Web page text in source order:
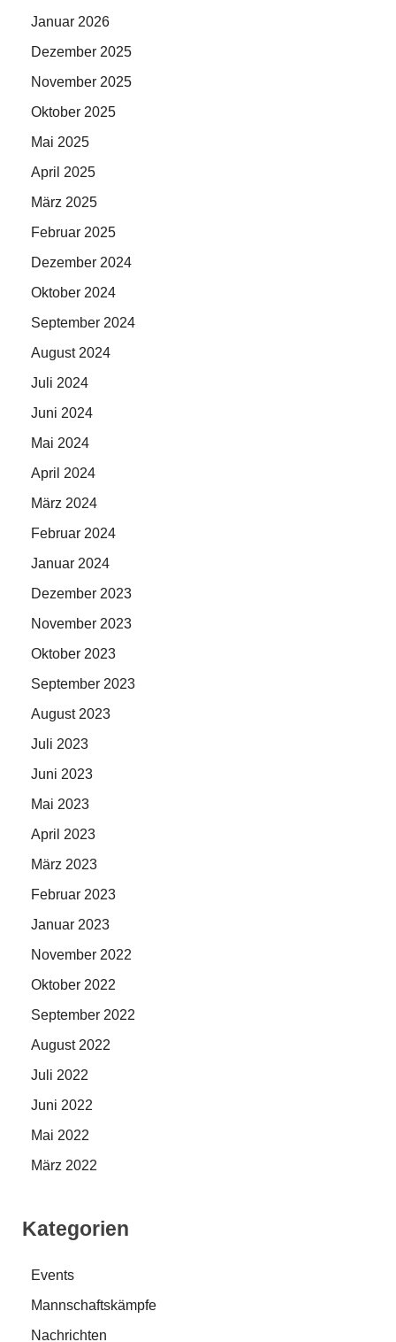
Januar 2026
Dezember 2025
November 2025
Oktober 2025
Mai 2025
April 2025
März 2025
Februar 2025
Dezember 2024
Oktober 2024
September 2024
August 2024
Juli 2024
Juni 2024
Mai 2024
April 2024
März 2024
Februar 2024
Januar 2024
Dezember 2023
November 2023
Oktober 2023
September 2023
August 2023
Juli 2023
Juni 2023
Mai 2023
April 2023
März 2023
Februar 2023
Januar 2023
November 2022
Oktober 2022
September 2022
August 2022
Juli 2022
Juni 2022
Mai 2022
März 2022
Kategorien
Events
Mannschaftskämpfe
Nachrichten